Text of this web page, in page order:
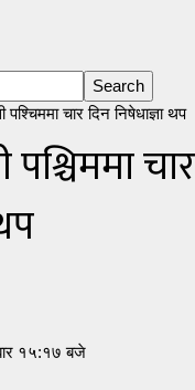
पश्चिममा चार दिन निषेधाज्ञा थप
१५:१७ बजे